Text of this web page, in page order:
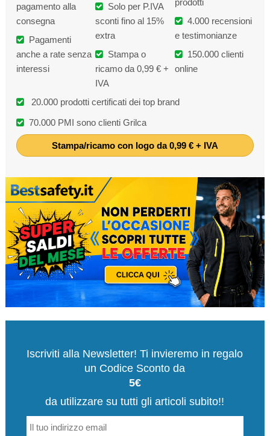
pagamento alla
consegna
Pagamenti
anche a rate senza
interessi
Solo per P.IVA
sconti fino al 15%
extra
Stampa o
ricamo da 0,99 € +
IVA
prodotti
4.000 recensioni
e testimonianze
150.000 clienti
online
20.000 prodotti certificati dei top brand
70.000 PMI sono clienti Grilca
Stampa/ricamo con logo da 0,99 € + IVA
Iscriviti alla Newsletter! Ti invieremo in regalo
un Codice Sconto da
5€
da utilizzare su tutti gli articoli subito!!